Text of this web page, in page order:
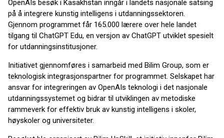
OpenAIs besøk i Kasakhstan inngår i landets nasjonale satsing
på å integrere kunstig intelligens i utdanningssektoren.
Gjennom programmet får 165.000 lærere over hele landet
tilgang til ChatGPT Edu, en versjon av ChatGPT utviklet spesielt
for utdanningsinstitusjoner.
Initiativet gjennomføres i samarbeid med Bilim Group, som er
teknologisk integrasjonspartner for programmet. Selskapet har
ansvar for integreringen av OpenAIs teknologi i det nasjonale
utdanningssystemet og bidrar til utviklingen av metodiske
rammeverk for effektiv bruk av kunstig intelligens i skoler,
høyskoler og universiteter.